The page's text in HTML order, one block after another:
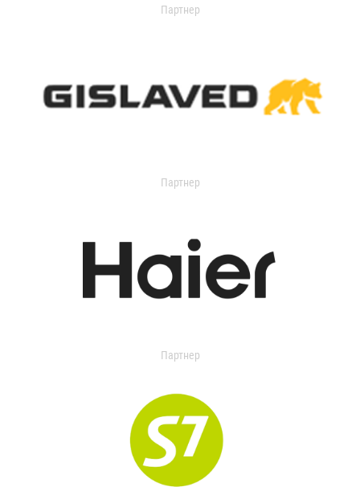
Партнер
Партнер
Партнер